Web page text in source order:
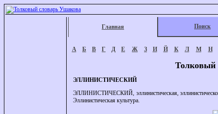
Главная Поиск
А Б В Г Д Е Ж З И Й К Л М Н
Толковый
ЭЛЛИНИСТИЧЕСКИЙ
ЭЛЛИНИСТИЧЕСКИЙ, эллинистическая,
Эллинистическая культура.